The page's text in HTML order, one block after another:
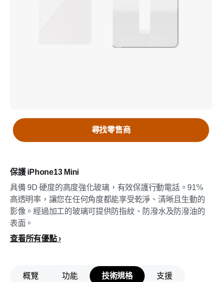
保護 iPhone13 Mini
具備 9D 硬度的高度強化玻璃，有效保護行動電話。91%
高透明率，讓您在任何角度都能享受乾淨、清晰且生動的
影像。經過加工的玻璃可提供防指紋、防潑水及防潑油的
表面。
查看所有優點
尋找零售商
概覽 功能 技術規格 支援